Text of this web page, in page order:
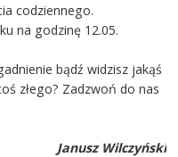
codziennego.
na godzinę 12.05.
bądź widzisz jakąś
złego? Zadzwoń do nas
Janusz Wilczyński